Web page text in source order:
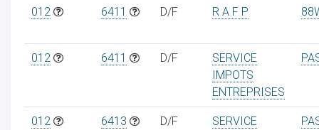
012 6411 D/F R A F P
012 6411 D/F
SERVICE
IMPOTS
ENTREPRISES
012 6413 D/F
SERVICE